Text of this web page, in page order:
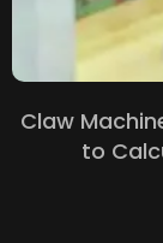
Claw
to